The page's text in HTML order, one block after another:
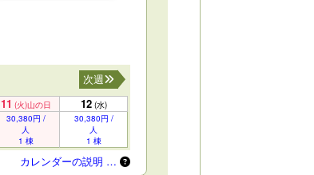
次週
11 (火)山の日 12 (水)
30,380円 /
人
1 棟
30,380円 /
人
1 棟
カレンダーの説明 …